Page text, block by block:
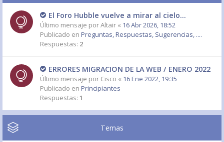
El Foro Hubble vuelve a mirar al cielo...
Último mensaje porAltair « 16 Abr 2026, 18:52
Publicado en Preguntas, Respuestas, Sugerencias, ....
Respuestas: 2
ERRORES MIGRACION DE LA WEB / ENERO 2022
Último mensaje por Cisco « 16 Ene 2022, 19:35
Publicado en Principiantes
Respuestas: 1
Temas